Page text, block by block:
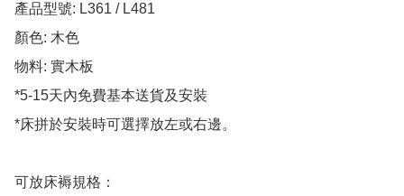
產品型號: L361 / L481
顏色: 木色
物料: 實木板
*5-15天內免費基本送貨及安裝
*床拼於安裝時可選擇放左或右邊。
可放床褥規格：